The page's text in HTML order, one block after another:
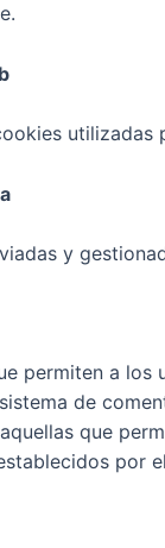
y
permiten a
de
que
por